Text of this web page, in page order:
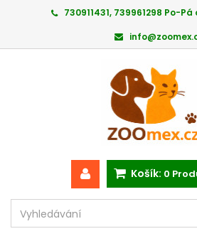
730911431, 739961298 Po-
Košík: 0